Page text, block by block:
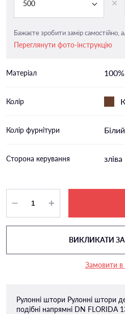
500
Бажаєте зробити замір самостійно,
Переглянути фото-інструкцію
Матеріал
Колір
Колір фурнітури Білий
Сторона керування зліва
ВИКЛИКАТИ
Замовити в
Рулонні штори Рулонні штори
подiбні напрямні DN FLORIDA